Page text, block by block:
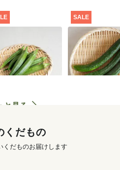
291円
SALE
【特別価格】
り 300g
と見る
くだもの
くだものお届けします